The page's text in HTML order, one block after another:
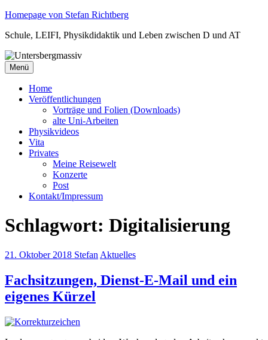
Zum
springen
Homepage von Stefan Richtberg
Schule, LEIFI, Physikdidaktik und Leben zwischen D und AT
Menü
Home
Veröffentlichungen
Vorträge und Folien (Downloads)
alte Uni-Arbeiten
Physikvideos
Vita
Privates
Meine Reisewelt
Konzerte
Post
Kontakt/Impressum
Schlagwort: Digitalisierung
21. Oktober 2018 Stefan Aktuelles
Fachsitzungen, Dienst-E-Mail und ein
eigenes Kürzel